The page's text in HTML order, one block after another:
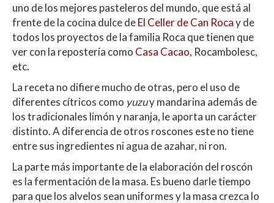
uno de los mejores pasteleros del mundo, que está al
frente de la cocina dulce deEl Celler de Can Rocay de
todos los proyectos de la familia Roca que tienen que
ver con la repostería como Casa Cacao, Rocambolesc,
etc.
La receta no difiere mucho de otras, pero el uso de
diferentes cítricos como yuzuy mandarina además de
los tradicionales limón y naranja, le aporta un carácter
distinto. A diferencia de otros roscones este no tiene
entre sus ingredientes ni agua de azahar, ni ron.
La parte más importante de la elaboración del roscón
es la fermentación de la masa. Es bueno darle tiempo
para que los alvelos sean uniformes y la masa crezca lo